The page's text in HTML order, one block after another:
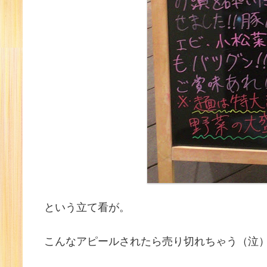
という立て看が。
こんなアピールされたら売り切れちゃう（泣